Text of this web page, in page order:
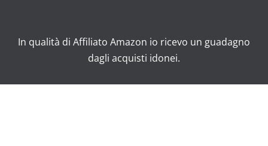
In qualità di Affiliato Amazon io ricevo un guadagno
dagli acquisti idonei.